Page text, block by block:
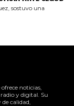
sostuvo una
noticias,
y digital. Su
calidad,